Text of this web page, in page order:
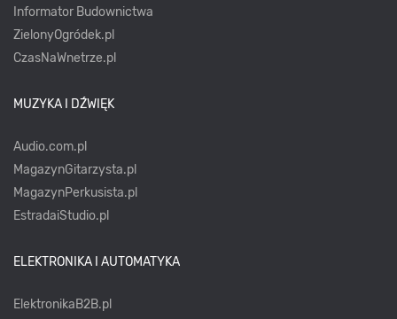
Informator Budownictwa
ZielonyOgródek.pl
CzasNaWnetrze.pl
MUZYKA I DŹWIĘK
Audio.com.pl
MagazynGitarzysta.pl
MagazynPerkusista.pl
EstradaiStudio.pl
ELEKTRONIKA I AUTOMATYKA
ElektronikaB2B.pl